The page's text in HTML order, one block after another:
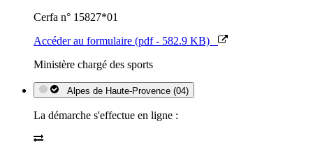
Cerfa n° 15827*01
Accéder au formulaire (pdf - 582.9 KB)
Ministère chargé des sports
Alpes de Haute-Provence (04)
La démarche s'effectue en ligne :